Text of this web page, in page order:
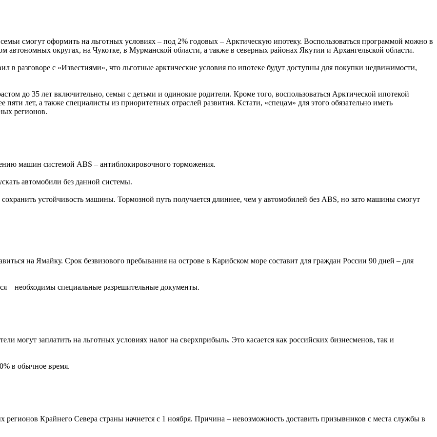
смогут оформить на льготных условиях – под 2% годовых – Арктическую ипотеку. Воспользоваться программой можно в
округах, на Чукотке, в Мурманской области, а также в северных районах Якутии и Архангельской области.
в разговоре с «Известиями», что льготные арктические условия по ипотеке будут доступны для покупки недвижимости,
до 35 лет включительно, семьи с детьми и одинокие родители. Кроме того, воспользоваться Арктической ипотекой
лет, а также специалисты из приоритетных отраслей развития. Кстати, «спецам» для этого обязательно иметь
регионов.
машин системой ABS – антиблокировочного торможения.
автомобили без данной системы.
устойчивость машины. Тормозной путь получается длиннее, чем у автомобилей без ABS, но зато машины смогут
на Ямайку. Срок безвизового пребывания на острове в Карибском море составит для граждан России 90 дней – для
– необходимы специальные разрешительные документы.
могут заплатить на льготных условиях налог на сверхприбыль. Это касается как российских бизнесменов, так и
в обычное время.
Крайнего Севера страны начнется с 1 ноября. Причина – невозможность доставить призывников с места службы в